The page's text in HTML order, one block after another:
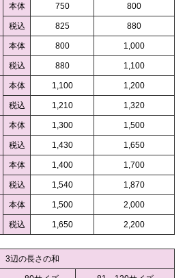
本体 750 800
税込 825 880
本体 800 1,000
税込 880 1,100
本体 1,100 1,200
税込 1,210 1,320
本体 1,300 1,500
税込 1,430 1,650
本体 1,400 1,700
税込 1,540 1,870
本体 1,500 2,000
税込 1,650 2,200
3辺の長さの和